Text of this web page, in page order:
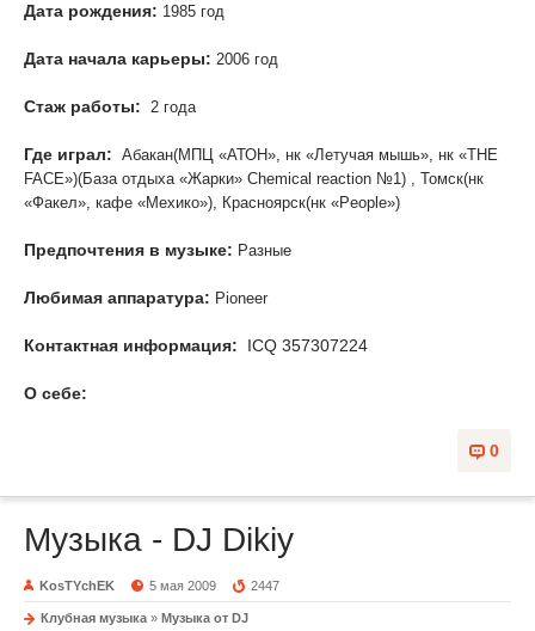
Дата рождения: 1985 год
Дата начала карьеры: 2006 год
Стаж работы: 2 года
Где играл: Абакан(МПЦ «АТОН», нк «Летучая мышь», нк «THE
FACE»)(База отдыха «Жарки» Chemical reaction №1) , Томск(нк
«Факел», кафе «Мехико»), Красноярск(нк «People»)
Предпочтения в музыке: Разные
Любимая аппаратура: Pioneer
Контактная информация: ICQ 357307224
О себе:
0
Музыка - DJ Dikiy
KosTYchEK 5 мая 2009 2447
Клубная музыка » Музыка от DJ